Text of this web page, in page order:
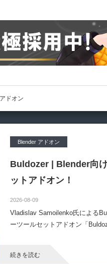
ドオン
Blender アドオン
Buldozer | Blender向
ットアドオン！
2026-08-09
Vladislav Samoilenko氏による
ーツールセットアドオン「
続きを読む